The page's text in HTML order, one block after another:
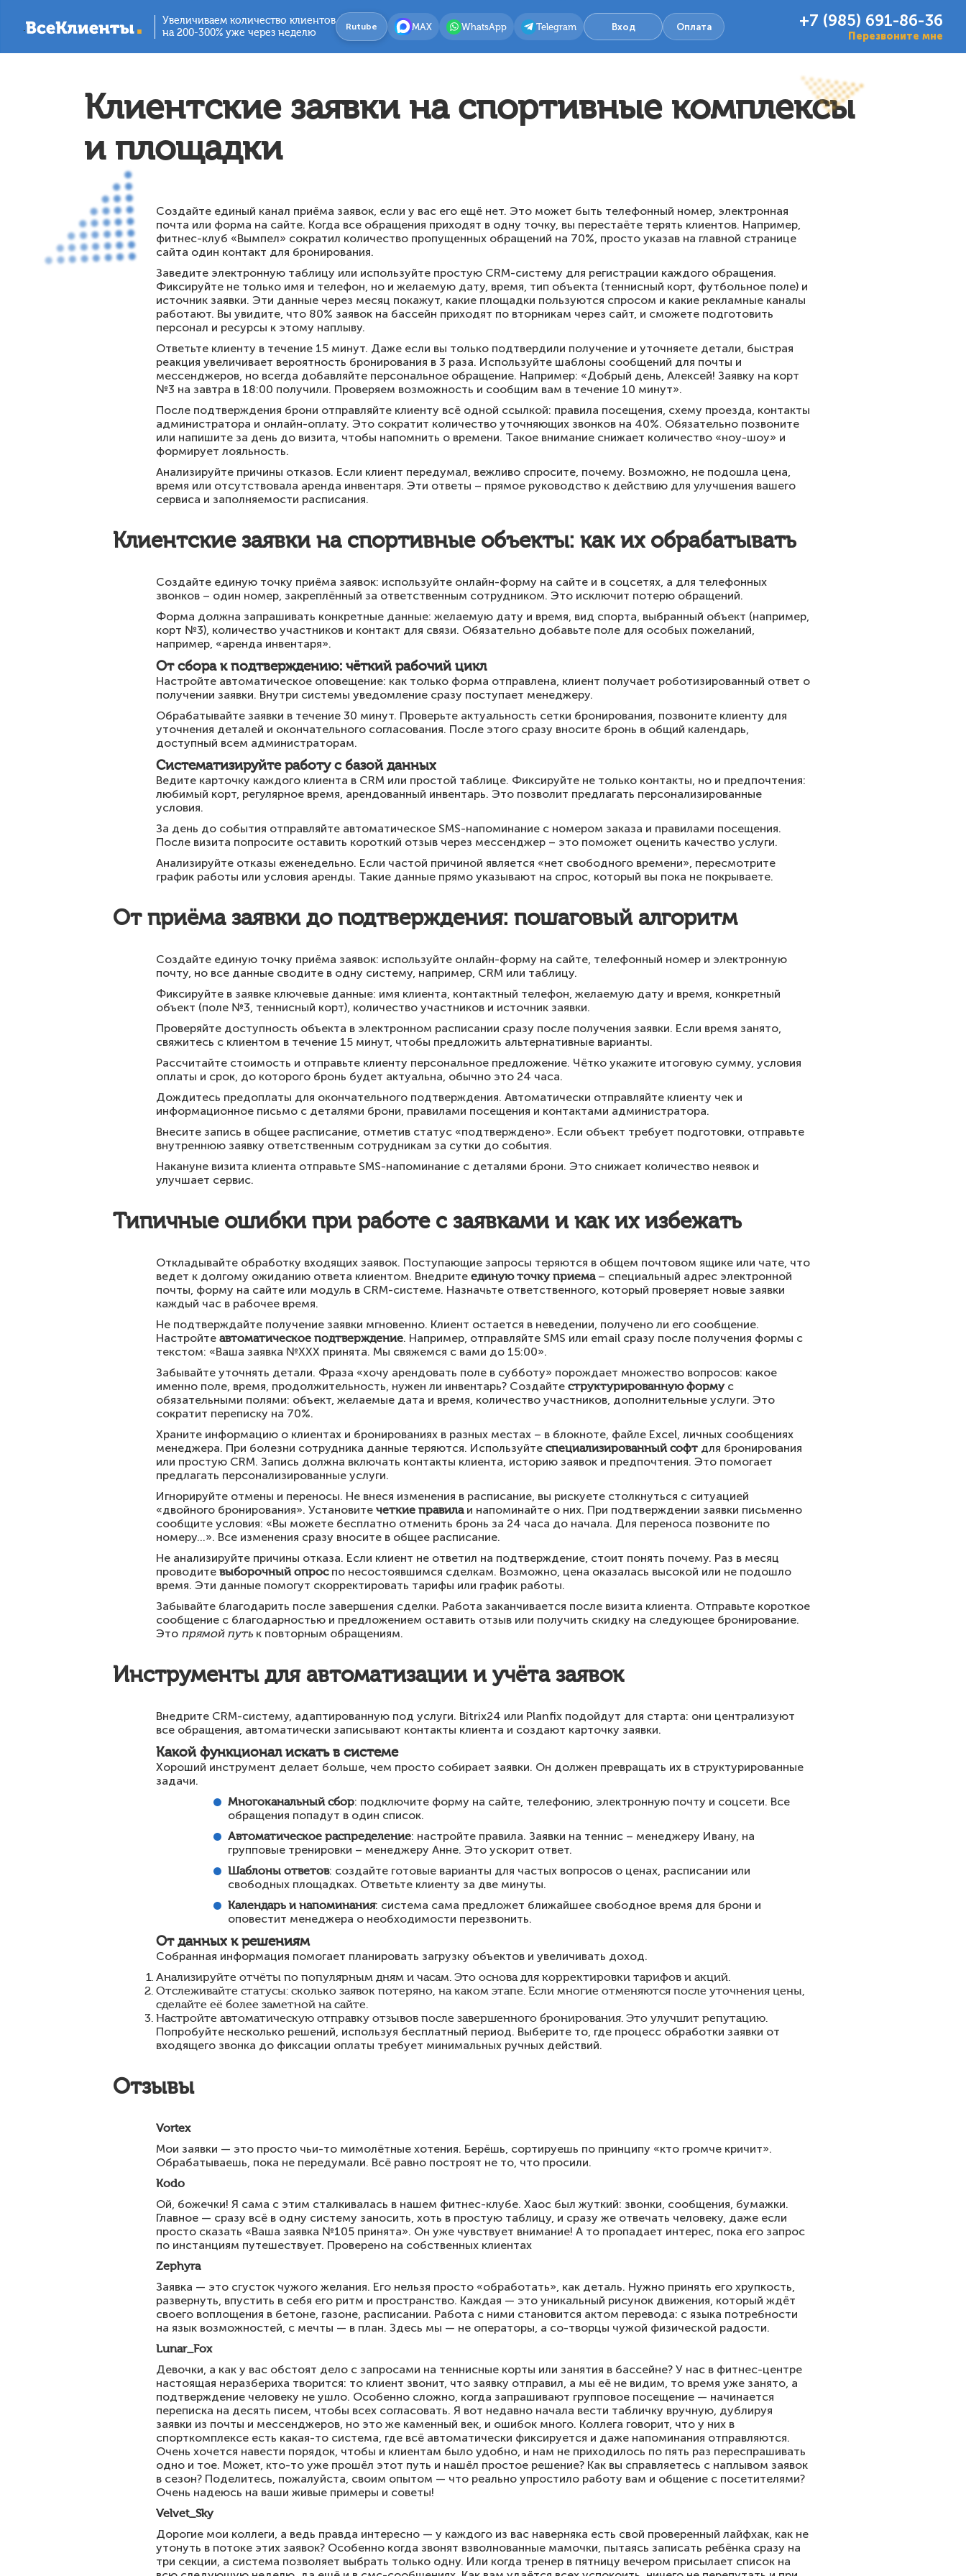
Увеличиваем количество клиентов
на 200-300% уже через неделю
+7 (985) 691-86-36
Перезвоните мне
Rutube MAX WhatsApp Telegram Вход Оплата
Клиентские заявки на спортивные комплексы
и площадки
Создайте единый канал приёма заявок, если у вас его ещё нет. Это может быть телефонный номер, электронная
почта или форма на сайте. Когда все обращения приходят в одну точку, вы перестаёте терять клиентов. Например,
фитнес-клуб «Вымпел» сократил количество пропущенных обращений на 70%, просто указав на главной странице
сайта один контакт для бронирования.
Заведите электронную таблицу или используйте простую CRM-систему для регистрации каждого обращения.
Фиксируйте не только имя и телефон, но и желаемую дату, время, тип объекта (теннисный корт, футбольное поле) и
источник заявки. Эти данные через месяц покажут, какие площадки пользуются спросом и какие рекламные каналы
работают. Вы увидите, что 80% заявок на бассейн приходят по вторникам через сайт, и сможете подготовить
персонал и ресурсы к этому наплыву.
Ответьте клиенту в течение 15 минут. Даже если вы только подтвердили получение и уточняете детали, быстрая
реакция увеличивает вероятность бронирования в 3 раза. Используйте шаблоны сообщений для почты и
мессенджеров, но всегда добавляйте персональное обращение. Например: «Добрый день, Алексей! Заявку на корт
№3 на завтра в 18:00 получили. Проверяем возможность и сообщим вам в течение 10 минут».
После подтверждения брони отправляйте клиенту всё одной ссылкой: правила посещения, схему проезда, контакты
администратора и онлайн-оплату. Это сократит количество уточняющих звонков на 40%. Обязательно позвоните
или напишите за день до визита, чтобы напомнить о времени. Такое внимание снижает количество «ноу-шоу» и
формирует лояльность.
Анализируйте причины отказов. Если клиент передумал, вежливо спросите, почему. Возможно, не подошла цена,
время или отсутствовала аренда инвентаря. Эти ответы – прямое руководство к действию для улучшения вашего
сервиса и заполняемости расписания.
Клиентские заявки на спортивные объекты: как их обрабатывать
Создайте единую точку приёма заявок: используйте онлайн-форму на сайте и в соцсетях, а для телефонных
звонков – один номер, закреплённый за ответственным сотрудником. Это исключит потерю обращений.
Форма должна запрашивать конкретные данные: желаемую дату и время, вид спорта, выбранный объект (например,
корт №3), количество участников и контакт для связи. Обязательно добавьте поле для особых пожеланий,
например, «аренда инвентаря».
От сбора к подтверждению: чёткий рабочий цикл
Настройте автоматическое оповещение: как только форма отправлена, клиент получает роботизированный ответ о
получении заявки. Внутри системы уведомление сразу поступает менеджеру.
Обрабатывайте заявки в течение 30 минут. Проверьте актуальность сетки бронирования, позвоните клиенту для
уточнения деталей и окончательного согласования. После этого сразу вносите бронь в общий календарь,
доступный всем администраторам.
Систематизируйте работу с базой данных
Ведите карточку каждого клиента в CRM или простой таблице. Фиксируйте не только контакты, но и предпочтения:
любимый корт, регулярное время, арендованный инвентарь. Это позволит предлагать персонализированные
условия.
За день до события отправляйте автоматическое SMS-напоминание с номером заказа и правилами посещения.
После визита попросите оставить короткий отзыв через мессенджер – это поможет оценить качество услуги.
Анализируйте отказы еженедельно. Если частой причиной является «нет свободного времени», пересмотрите
график работы или условия аренды. Такие данные прямо указывают на спрос, который вы пока не покрываете.
От приёма заявки до подтверждения: пошаговый алгоритм
Создайте единую точку приёма заявок: используйте онлайн-форму на сайте, телефонный номер и электронную
почту, но все данные сводите в одну систему, например, CRM или таблицу.
Фиксируйте в заявке ключевые данные: имя клиента, контактный телефон, желаемую дату и время, конкретный
объект (поле №3, теннисный корт), количество участников и источник заявки.
Проверяйте доступность объекта в электронном расписании сразу после получения заявки. Если время занято,
свяжитесь с клиентом в течение 15 минут, чтобы предложить альтернативные варианты.
Рассчитайте стоимость и отправьте клиенту персональное предложение. Чётко укажите итоговую сумму, условия
оплаты и срок, до которого бронь будет актуальна, обычно это 24 часа.
Дождитесь предоплаты для окончательного подтверждения. Автоматически отправляйте клиенту чек и
информационное письмо с деталями брони, правилами посещения и контактами администратора.
Внесите запись в общее расписание, отметив статус «подтверждено». Если объект требует подготовки, отправьте
внутреннюю заявку ответственным сотрудникам за сутки до события.
Накануне визита клиента отправьте SMS-напоминание с деталями брони. Это снижает количество неявок и
улучшает сервис.
Типичные ошибки при работе с заявками и как их избежать
Откладывайте обработку входящих заявок. Поступающие запросы теряются в общем почтовом ящике или чате, что
ведет к долгому ожиданию ответа клиентом. Внедрите единую точку приема– специальный адрес электронной
почты, форму на сайте или модуль в CRM-системе. Назначьте ответственного, который проверяет новые заявки
каждый час в рабочее время.
Не подтверждайте получение заявки мгновенно. Клиент остается в неведении, получено ли его сообщение.
Настройте автоматическое подтверждение. Например, отправляйте SMS или email сразу после получения формы с
текстом: «Ваша заявка №ХХХ принята. Мы свяжемся с вами до 15:00».
Забывайте уточнять детали. Фраза «хочу арендовать поле в субботу» порождает множество вопросов: какое
именно поле, время, продолжительность, нужен ли инвентарь? Создайте структурированную формус
обязательными полями: объект, желаемые дата и время, количество участников, дополнительные услуги. Это
сократит переписку на 70%.
Храните информацию о клиентах и бронированиях в разных местах – в блокноте, файле Excel, личных сообщениях
менеджера. При болезни сотрудника данные теряются. Используйте специализированный софт для бронирования
или простую CRM. Запись должна включать контакты клиента, историю заявок и предпочтения. Это помогает
предлагать персонализированные услуги.
Игнорируйте отмены и переносы. Не внеся изменения в расписание, вы рискуете столкнуться с ситуацией
«двойного бронирования». Установите четкие правилаи напоминайте о них. При подтверждении заявки письменно
сообщите условия: «Вы можете бесплатно отменить бронь за 24 часа до начала. Для переноса позвоните по
номеру…». Все изменения сразу вносите в общее расписание.
Не анализируйте причины отказа. Если клиент не ответил на подтверждение, стоит понять почему. Раз в месяц
проводите выборочный опроспо несостоявшимся сделкам. Возможно, цена оказалась высокой или не подошло
время. Эти данные помогут скорректировать тарифы или график работы.
Забывайте благодарить после завершения сделки. Работа заканчивается после визита клиента. Отправьте короткое
сообщение с благодарностью и предложением оставить отзыв или получить скидку на следующее бронирование.
Это прямой путь к повторным обращениям.
Инструменты для автоматизации и учёта заявок
Внедрите CRM-систему, адаптированную под услуги. Bitrix24 или Planfix подойдут для старта: они централизуют
все обращения, автоматически записывают контакты клиента и создают карточку заявки.
Какой функционал искать в системе
Хороший инструмент делает больше, чем просто собирает заявки. Он должен превращать их в структурированные
задачи.
Многоканальный сбор: подключите форму на сайте, телефонию, электронную почту и соцсети. Все
обращения попадут в один список.
Автоматическое распределение: настройте правила. Заявки на теннис – менеджеру Ивану, на
групповые тренировки – менеджеру Анне. Это ускорит ответ.
Шаблоны ответов: создайте готовые варианты для частых вопросов о ценах, расписании или
свободных площадках. Ответьте клиенту за две минуты.
Календарь и напоминания: система сама предложет ближайшее свободное время для брони и
оповестит менеджера о необходимости перезвонить.
От данных к решениям
Собранная информация помогает планировать загрузку объектов и увеличивать доход.
Анализируйте отчёты по популярным дням и часам. Это основа для корректировки тарифов и акций.
Отслеживайте статусы: сколько заявок потеряно, на каком этапе. Если многие отменяются после уточнения цены,
сделайте её более заметной на сайте.
Настройте автоматическую отправку отзывов после завершенного бронирования. Это улучшит репутацию.
Попробуйте несколько решений, используя бесплатный период. Выберите то, где процесс обработки заявки от
входящего звонка до фиксации оплаты требует минимальных ручных действий.
Отзывы
Vortex
Мои заявки — это просто чьи-то мимолётные хотения. Берёшь, сортируешь по принципу «кто громче кричит».
Обрабатываешь, пока не передумали. Всё равно построят не то, что просили.
Kodo
Ой, божечки! Я сама с этим сталкивалась в нашем фитнес-клубе. Хаос был жуткий: звонки, сообщения, бумажки.
Главное — сразу всё в одну систему заносить, хоть в простую таблицу, и сразу же отвечать человеку, даже если
просто сказать «Ваша заявка №105 принята». Он уже чувствует внимание! А то пропадает интерес, пока его запрос
по инстанциям путешествует. Проверено на собственных клиентах
Zephyra
Заявка — это сгусток чужого желания. Его нельзя просто «обработать», как деталь. Нужно принять его хрупкость,
развернуть, впустить в себя его ритм и пространство. Каждая — это уникальный рисунок движения, который ждёт
своего воплощения в бетоне, газоне, расписании. Работа с ними становится актом перевода: с языка потребности
на язык возможностей, с мечты — в план. Здесь мы — не операторы, а со-творцы чужой физической радости.
Lunar_Fox
Девочки, а как у вас обстоят дело с запросами на теннисные корты или занятия в бассейне? У нас в фитнес-центре
настоящая неразбериха творится: то клиент звонит, что заявку отправил, а мы её не видим, то время уже занято, а
подтверждение человеку не ушло. Особенно сложно, когда запрашивают групповое посещение — начинается
переписка на десять писем, чтобы всех согласовать. Я вот недавно начала вести табличку вручную, дублируя
заявки из почты и мессенджеров, но это же каменный век, и ошибок много. Коллега говорит, что у них в
спорткомплексе есть какая-то система, где всё автоматически фиксируется и даже напоминания отправляются.
Очень хочется навести порядок, чтобы и клиентам было удобно, и нам не приходилось по пять раз переспрашивать
одно и тое. Может, кто-то уже прошёл этот путь и нашёл простое решение? Как вы справляетесь с наплывом заявок
в сезон? Поделитесь, пожалуйста, своим опытом — что реально упростило работу вам и общение с посетителями?
Очень надеюсь на ваши живые примеры и советы!
Velvet_Sky
Дорогие мои коллеги, а ведь правда интересно — у каждого из вас наверняка есть свой проверенный лайфхак, как не
утонуть в потоке этих заявок? Особенно когда звонят взволнованные мамочки, пытаясь записать ребёнка сразу на
три секции, а система позволяет выбрать только одну. Или когда тренер в пятницу вечером присылает список на